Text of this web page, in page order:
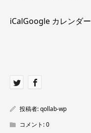
iCalGoogle カレンダー
投稿者:qollab-wp
コメント:0